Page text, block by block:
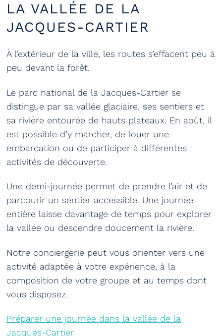
LA VALLÉE DE LA
JACQUES-CARTIER
À l’extérieur de la ville, les routes s’effacent peu à
peu devant la forêt.
Le parc national de la Jacques-Cartier se
distingue par sa vallée glaciaire, ses sentiers et
sa rivière entourée de hauts plateaux. En août, il
est possible d’y marcher, de louer une
embarcation ou de participer à différentes
activités de découverte.
Une demi-journée permet de prendre l’air et de
parcourir un sentier accessible. Une journée
entière laisse davantage de temps pour explorer
la vallée ou descendre doucement la rivière.
Notre conciergerie peut vous orienter vers une
activité adaptée à votre expérience, à la
composition de votre groupe et au temps dont
vous disposez.
Préparer une journée dans la vallée de la
Jacques-Cartier